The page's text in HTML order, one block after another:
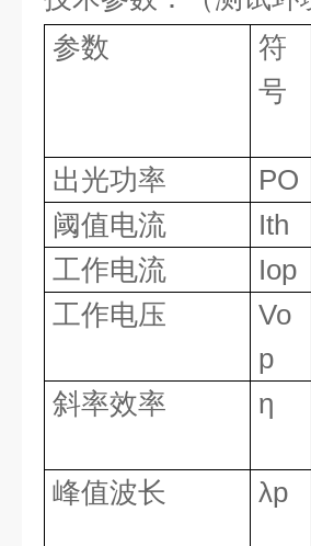
参数
符
号
出光功率
PO
阈值电流
Ith
工作电流
Iop
工作电压
Vo
p
斜率效率 η
峰值波长
λp